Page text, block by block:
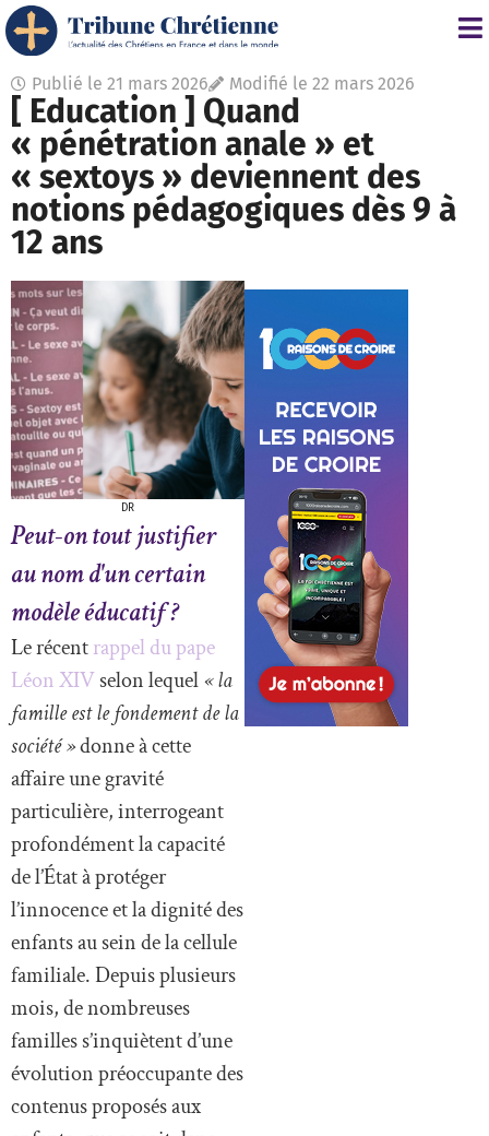
Publié le 21 mars 2026 Modifié le 22 mars 2026
[ Education ] Quand
« pénétration anale » et
« sextoys » deviennent des
notions pédagogiques dès 9 à
12 ans
DR
Peut-on tout justifier
au nom d'un certain
modèle éducatif ?
Le récentrappel du pape
Léon XIVselon lequel« la
famille est le fondement de la
société »donne à cette
affaire une gravité
particulière, interrogeant
profondément la capacité
de l’État à protéger
l’innocence et la dignité des
enfants au sein de la cellule
familiale. Depuis plusieurs
mois, de nombreuses
familles s’inquiètent d’une
évolution préoccupante des
contenus proposés aux